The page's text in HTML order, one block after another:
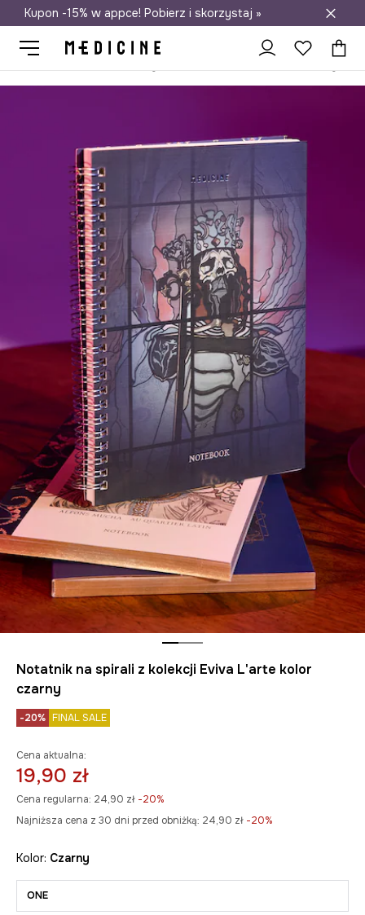
Darmowa dostawa do salonów
Kupon -15% w appce! Pobierz i skorzystaj »
Notatnik na spirali z kolekcji Eviva L'arte kolor
czarny
-20% FINAL SALE
Cena aktualna:
19,90 zł
Cena regularna: 24,90 zł -20%
Najniższa cena z 30 dni przed obniżką: 24,90 zł -20%
Kolor: czarny
ONE